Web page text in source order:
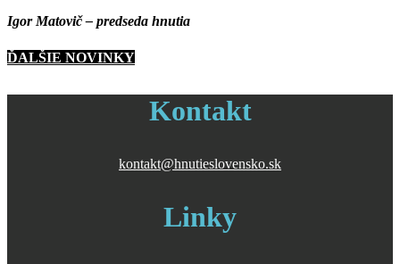
Igor Matovič – predseda hnutia
ĎALŠIE NOVINKY
Kontakt
kontakt@hnutieslovensko.sk
Linky